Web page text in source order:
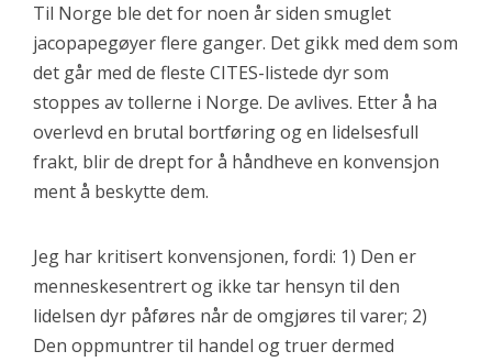
Til Norge ble det for noen år siden smuglet
jacopapegøyer flere ganger. Det gikk med dem som
det går med de fleste CITES-listede dyr som
stoppes av tollerne i Norge. De avlives. Etter å ha
overlevd en brutal bortføring og en lidelsesfull
frakt, blir de drept for å håndheve en konvensjon
ment å beskytte dem.
Jeg har kritisert konvensjonen, fordi: 1) Den er
menneskesentrert og ikke tar hensyn til den
lidelsen dyr påføres når de omgjøres til varer; 2)
Den oppmuntrer til handel og truer dermed